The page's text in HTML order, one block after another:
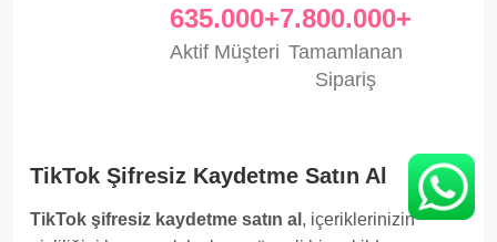
635.000+
Aktif Müşteri
7.800.000+
Tamamlanan
Sipariş
TikTok Şifresiz Kaydetme Satın Al
TikTok şifresiz kaydetme satın al , içeriklerinizin